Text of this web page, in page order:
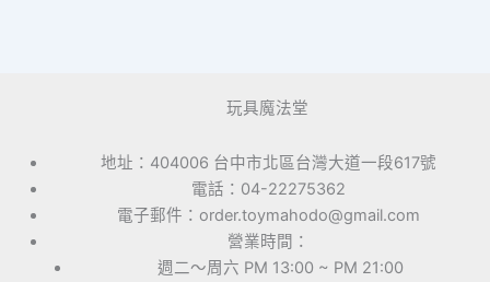
玩具魔法堂
地址：404006 台中市北區台灣大道一段617號
電話：04-22275362
電子郵件：order.toymahodo@gmail.com
營業時間：
週二～周六 PM 13:00 ~ PM 21:00